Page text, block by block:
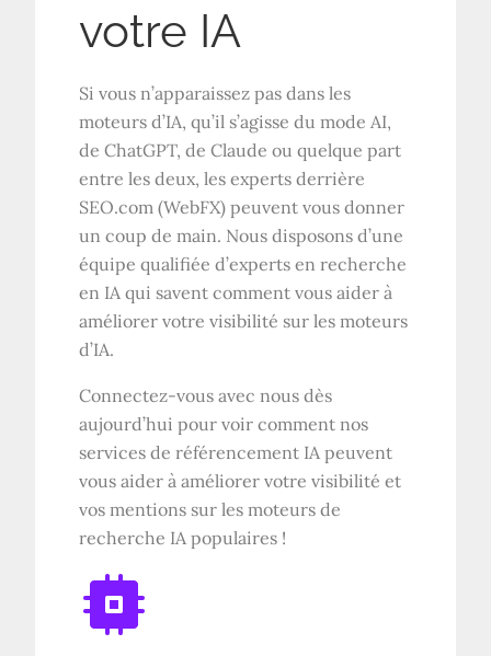
votre IA
Si vous n’apparaissez pas dans les
moteurs d’IA, qu’il s’agisse du mode AI,
de ChatGPT, de Claude ou quelque part
entre les deux, les experts derrière
SEO.com (WebFX) peuvent vous donner
un coup de main. Nous disposons d’une
équipe qualifiée d’experts en recherche
en IA qui savent comment vous aider à
améliorer votre visibilité sur les moteurs
d’IA.
Connectez-vous avec nous dès
aujourd’hui pour voir comment nos
services de référencement IA peuvent
vous aider à améliorer votre visibilité et
vos mentions sur les moteurs de
recherche IA populaires !